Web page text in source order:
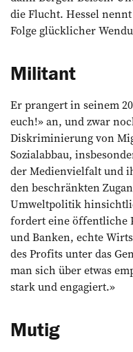
die Flucht. Hessel
Folge glücklicher
Militant
Er prangert in seinem
euch!» an, und zwar
Diskriminierung von
Sozial­abbau,
der Medienvielfalt und
den beschränkten
Umweltpolitik
fordert eine öffentliche
und Banken, echte
des Profits unter das
man sich über etwas
stark und engagiert.»
Mutig